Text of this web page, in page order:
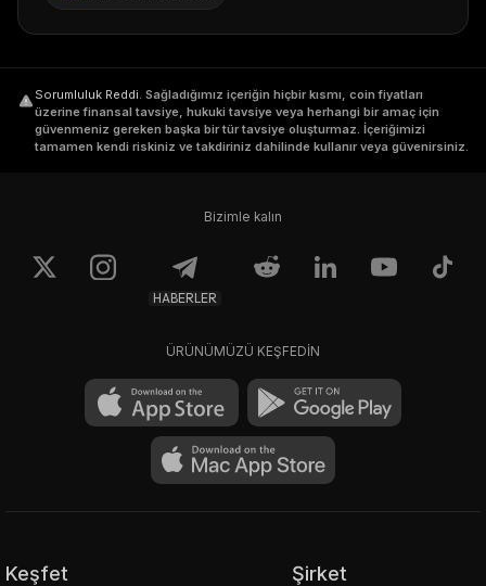
Sorumluluk Reddi. Sağladığımız içeriğin hiçbir kısmı, coin fiyatları
üzerine finansal tavsiye, hukuki tavsiye veya herhangi bir amaç için
güvenmeniz gereken başka bir tür tavsiye oluşturmaz. İçeriğimizi
tamamen kendi riskiniz ve takdiriniz dahilinde kullanır veya güvenirsiniz.
Bizimle kalın
HABERLER
ÜRÜNÜMÜZÜ KEŞFEDİN
Keşfet Şirket